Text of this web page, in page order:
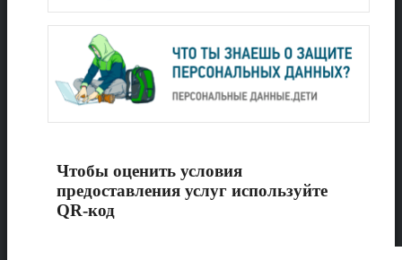
Чтобы оценить условия
предоставления услуг используйте
QR-код